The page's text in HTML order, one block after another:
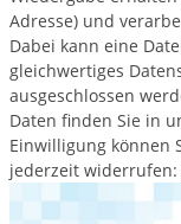
Adresse) und
Dabei kann eine
gleichwertiges
ausgeschlossen
Daten finden Sie in
Einwilligung können
jederzeit widerrufen: